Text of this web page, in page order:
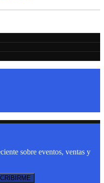
sobre eventos, ventas y